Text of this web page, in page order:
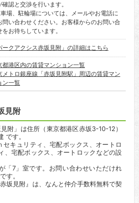
確認と交渉を行います。
場、駐輪場については、メールやお電話に
問い合わせください。お客様からのお問い合
をお待ちしています。
ークアクシス赤坂見附」の詳細はこちら
都港区内の賃貸マンション一覧
メトロ銀座線「赤坂見附駅」周辺の賃貸マン
ン一覧
見附
附」は住所（東京都港区赤坂3-10-12）
です。
セキュリティ、宅配ボックス、オートロ
、宅配ボックス、オートロックなどの設
「7」室です。お問い合わせいただけれ
す。
坂見附』は、なんと仲介手数料無料で契